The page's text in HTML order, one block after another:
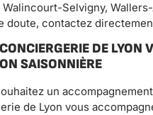
Walincourt-Selvigny,
doute, contactez
DE
SAISONNIÈRE
un
de Lyon vous